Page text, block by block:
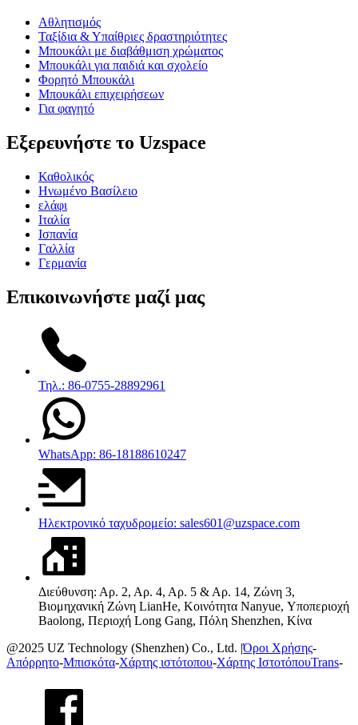
Αθλητισμός
Ταξίδια & Υπαίθριες δραστηριότητες
Μπουκάλι με διαβάθμιση χρώματος
Μπουκάλι για παιδιά και σχολείο
Φορητό Μπουκάλι
Μπουκάλι επιχειρήσεων
Για φαγητό
Εξερευνήστε το Uzspace
Καθολικός
Ηνωμένο Βασίλειο
ελάφι
Ιταλία
Ισπανία
Γαλλία
Γερμανία
Επικοινωνήστε μαζί μας
Τηλ.: 86-0755-28892961
WhatsApp: 86-18188610247
Ηλεκτρονικό ταχυδρομείο: sales601@uzspace.com
Διεύθυνση: Αρ. 2, Αρ. 4, Αρ. 5 & Αρ. 14, Ζώνη 3,
Βιομηχανική Ζώνη LianHe, Κοινότητα Nanyue, Υποπεριοχή
Baolong, Περιοχή Long Gang, Πόλη Shenzhen, Κίνα
@2025 UZ Technology (Shenzhen) Co., Ltd. |Όροι Χρήσης-
Απόρρητο-Μπισκότα-Χάρτης ιστότοπου-Χάρτης ΙστοτόπουTrans-